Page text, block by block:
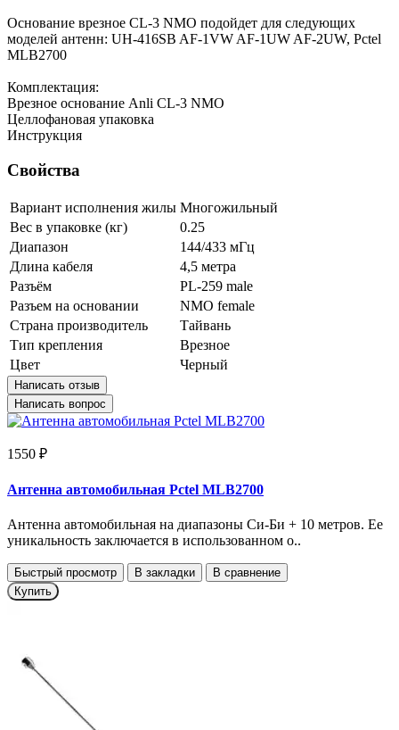
Основание врезное CL-3 NMO подойдет для следующих
моделей антенн: UH-416SB AF-1VW AF-1UW AF-2UW, Pctel
MLB2700
Комплектация:
Врезное основание Anli CL-3 NMO
Целлофановая упаковка
Инструкция
Свойства
Вариант исполнения жилы Многожильный
Вес в упаковке (кг)
0.25
Диапазон
144/433 мГц
Длина кабеля
4,5 метра
Разъём
PL-259 male
Разъем на основании
NMO female
Страна производитель
Тайвань
Тип крепления
Врезное
Цвет
Черный
Написать отзыв
Написать вопрос
1550 ₽
Антенна автомобильная Pctel MLB2700
Антенна автомобильная на диапазоны Си-Би + 10 метров. Ее
уникальность заключается в использованном о..
Быстрый просмотр В закладки
В сравнение
Купить